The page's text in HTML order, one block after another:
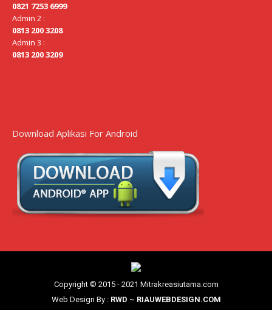
0821 7253 6999
Admin 2 :
0813 200 3208
Admin 3 :
0813 200 3209
Download Aplikasi For Android
Copyright © 2015 - 2021 Mitrakreasiutama.com
Web Design By : RWD ~ RIAUWEBDESIGN.COM